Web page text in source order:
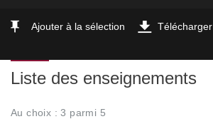
Ajouter à la sélection Télécharger
Liste des enseignements
Au choix : 3 parmi 5